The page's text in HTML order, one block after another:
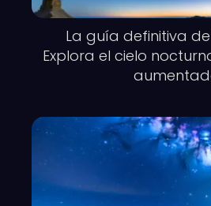
La guía definitiva de
Explora el cielo